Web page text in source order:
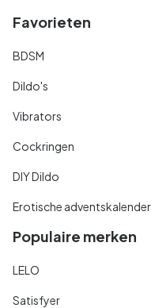
Favorieten
BDSM
Dildo's
Vibrators
Cockringen
DIY Dildo
Erotische adventskalender
Populaire merken
LELO
Satisfyer